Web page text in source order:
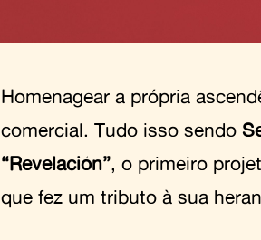
Homenagear a própria
comercial. Tudo isso sendo
“Revelación”, o primeiro
que fez um tributo à sua